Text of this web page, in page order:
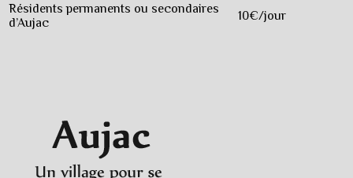
Résidents permanents ou secondaires
d’Aujac
10€/jour